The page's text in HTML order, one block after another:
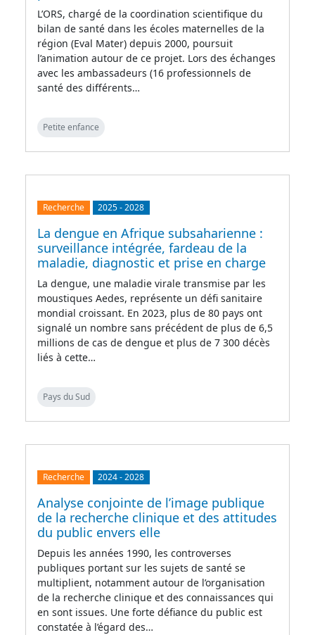
L’ORS, chargé de la coordination scientifique du
bilan de santé dans les écoles maternelles de la
région (Eval Mater) depuis 2000, poursuit
l’animation autour de ce projet. Lors des échanges
avec les ambassadeurs (16 professionnels de
santé des différents…
Petite enfance
Recherche 2025-2028
La dengue en Afrique subsaharienne :
surveillance intégrée, fardeau de la
maladie, diagnostic et prise en charge
La dengue, une maladie virale transmise par les
moustiques Aedes, représente un défi sanitaire
mondial croissant. En 2023, plus de 80 pays ont
signalé un nombre sans précédent de plus de 6,5
millions de cas de dengue et plus de 7 300 décès
liés à cette…
Pays du Sud
Recherche 2024-2028
Analyse conjointe de l’image publique
de la recherche clinique et des attitudes
du public envers elle
Depuis les années 1990, les controverses
publiques portant sur les sujets de santé se
multiplient, notamment autour de l’organisation
de la recherche clinique et des connaissances qui
en sont issues. Une forte défiance du public est
constatée à l’égard des…